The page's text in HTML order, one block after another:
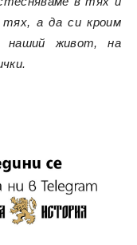
тях, а да си кроим
наший живот, на